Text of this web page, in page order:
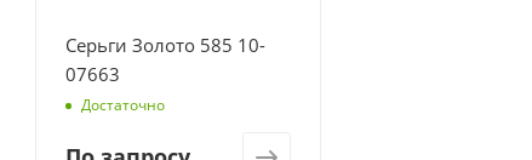
Серьги Золото 585 10-
07663
Достаточно